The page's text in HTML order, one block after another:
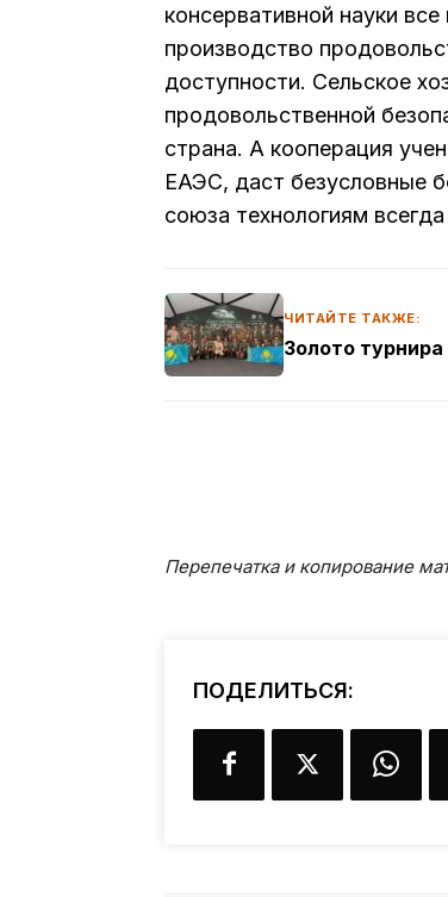
консервативной науки
производство
доступности. Сельское
продовольственной
страна. А кооперация
ЕАЭС, даст безусловные
союза технологиям
ЧИТАЙТЕ ТАКЖЕ:
Золото
Перепечатка и копирование
ПОДЕЛИТЬСЯ: